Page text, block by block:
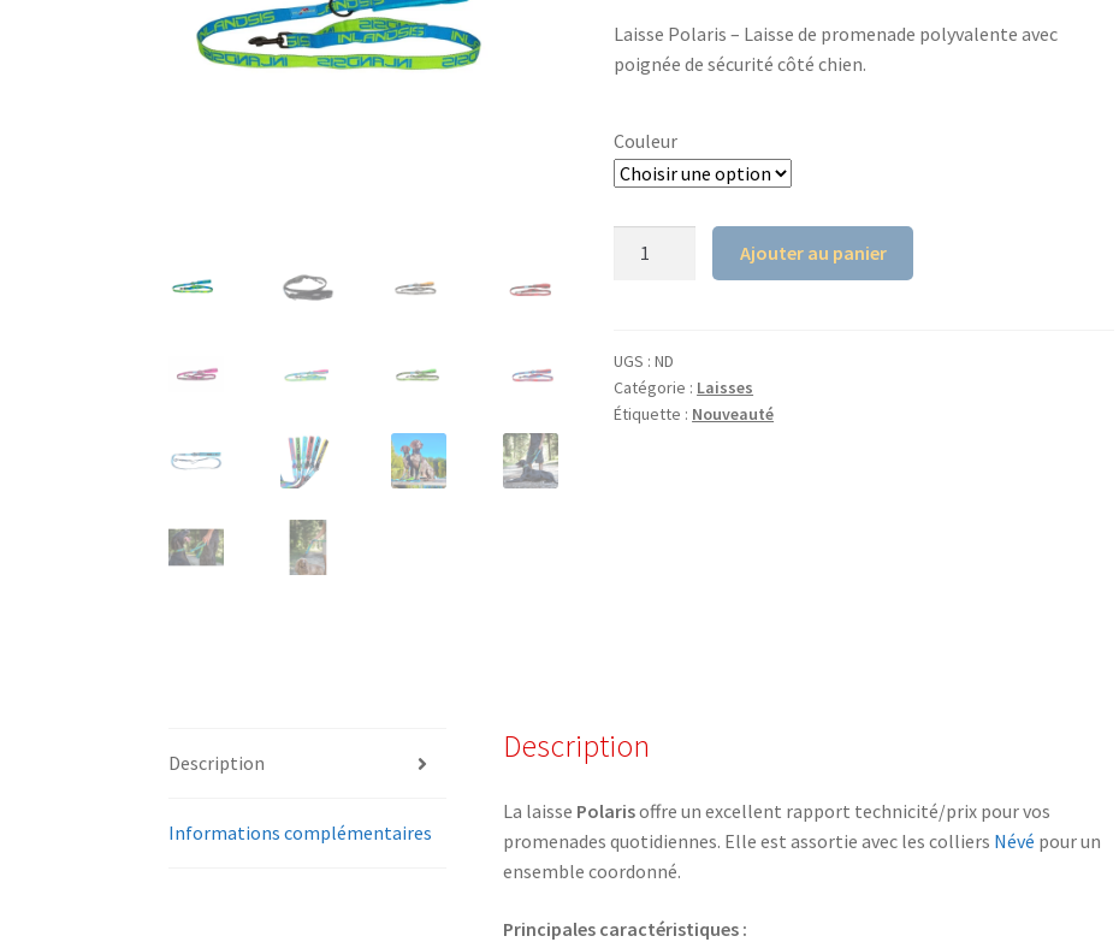
Laisse Polaris – Laisse de promenade polyvalente avec
poignée de sécurité côté chien.
Couleur
INLANDSIS
Ajouter au panier
UGS :ND
Catégorie : Laisses
Étiquette : Nouveauté
Description
Informations complémentaires
Description
La laisse Polarisoffre un excellent rapport technicité/prix pour vos
promenades quotidiennes. Elle est assortie avec les colliers Névé pour un
ensemble coordonné.
Principales caractéristiques :